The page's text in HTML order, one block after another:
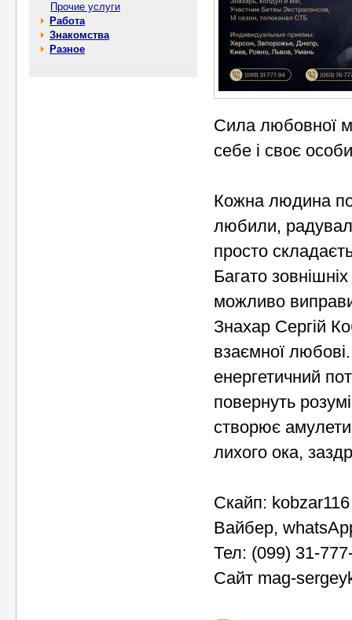
Прочие услуги
Работа
Знакомства
Разное
Сила любовної
себе і своє
Кожна людина
любили,
просто
Багато
можливо
Знахар Сергій
взаємної
енергетичний
повернуть
створює амулети
лихого ока,
Скайп: kobzar116
Вайбер,
Тел: (099) 31-
Сайт mag-